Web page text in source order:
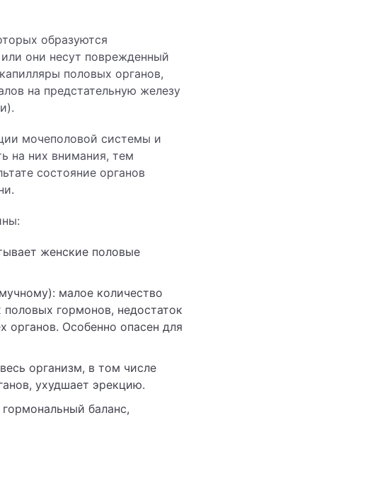
образуются
они несут поврежденный
половых органов,
на предстательную железу
мочеполовой системы и
на них внимания, тем
состояние органов
женские половые
малое количество
гормонов, недостаток
органов. Особенно опасен для
организм, в том числе
ухудшает эрекцию.
баланс,